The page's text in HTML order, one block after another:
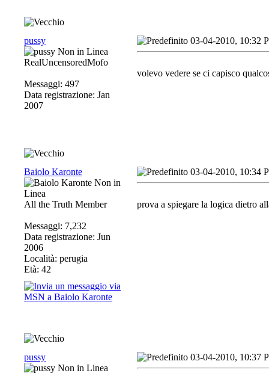
pussy
RealUncensoredMofo
Messaggi: 497
Data registrazione: Jan
2007
03-04-2010, 10:32
volevo vedere se ci capisco
Baiolo Karonte
All the Truth Member
Messaggi: 7,232
Data registrazione: Jun
2006
Località: perugia
Età: 42
03-04-2010, 10:34
prova a spiegare la logica dietro
pussy 03-04-2010, 10:37